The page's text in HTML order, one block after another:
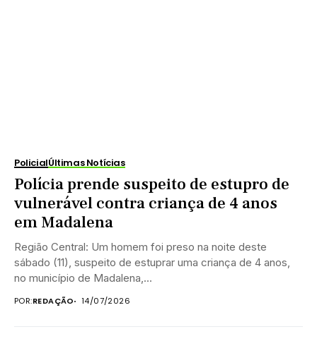
PolicialÚltimas Notícias
Polícia prende suspeito de estupro de
vulnerável contra criança de 4 anos
em Madalena
Região Central: Um homem foi preso na noite deste
sábado (11), suspeito de estuprar uma criança de 4 anos,
no município de Madalena,...
POR:REDAÇÃO 14/07/2026